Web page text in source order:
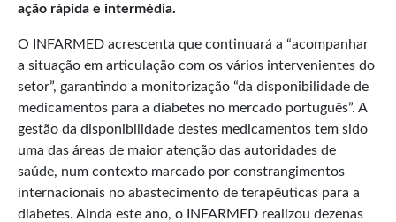
ação rápida e intermédia.
O INFARMED acrescenta que continuará a “acompanhar
a situação em articulação com os vários intervenientes do
setor”, garantindo a monitorização “da disponibilidade de
medicamentos para a diabetes no mercado português”. A
gestão da disponibilidade destes medicamentos tem sido
uma das áreas de maior atenção das autoridades de
saúde, num contexto marcado por constrangimentos
internacionais no abastecimento de terapêuticas para a
diabetes. Ainda este ano, o INFARMED realizou dezenas